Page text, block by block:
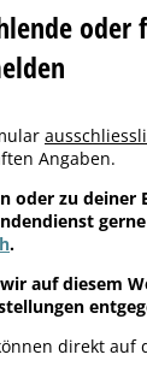
oder
Angaben.
oder zu deiner
gerne
.
auf diesem
direkt auf